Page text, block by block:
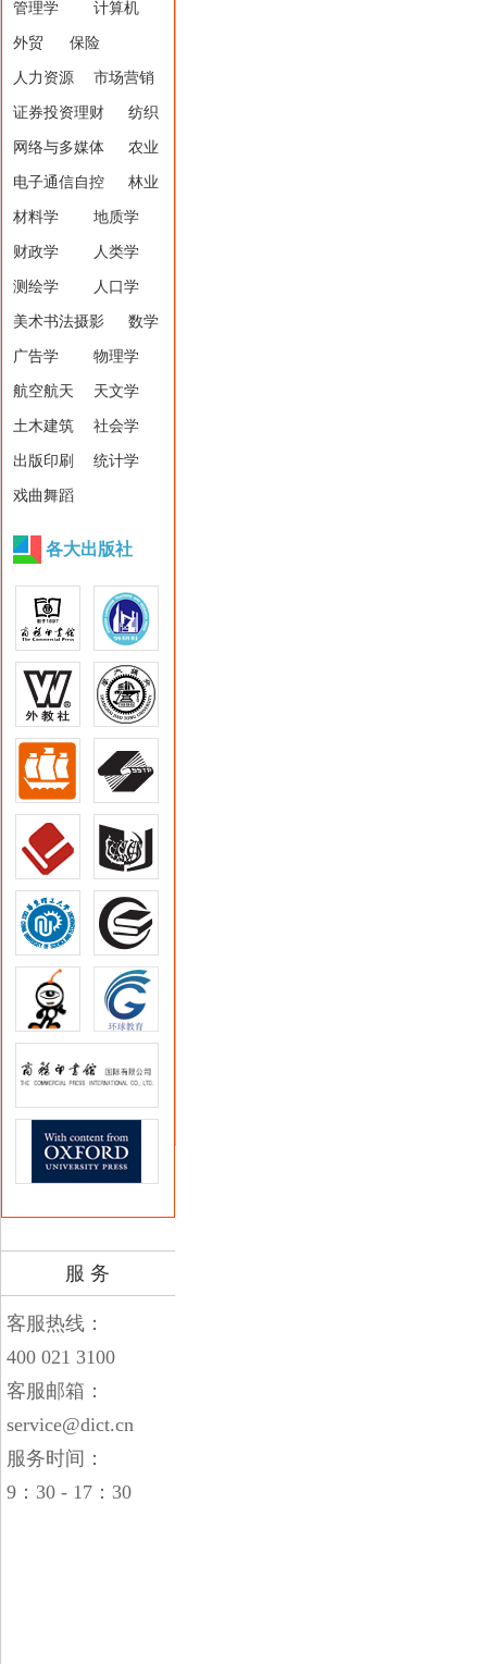
管理学 计算机
外贸 保险
人力资源 市场营销
证券投资理财 纺织
网络与多媒体 农业
电子通信自控 林业
材料学 地质学
财政学 人类学
测绘学 人口学
美术书法摄影 数学
广告学 物理学
航空航天 天文学
土木建筑 社会学
出版印刷 统计学
戏曲舞蹈
各大出版社
服 务
客服热线：
400 021 3100
客服邮箱：
service@dict.cn
服务时间：
9：30 - 17：30